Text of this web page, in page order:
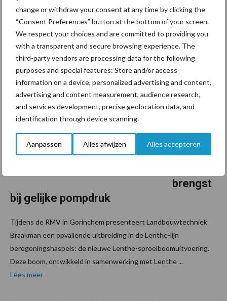
change or withdraw your consent at any time by clicking the
“Consent Preferences” button at the bottom of your screen.
We respect your choices and are committed to providing you
with a transparent and secure browsing experience. The
third-party vendors are processing data for the following
purposes and special features: Store and/or access
information on a device, personalized advertising and content,
advertising and content measurement, audience research,
and services development, precise geolocation data, and
identification through device scanning.
Aanpassen Alles afwijzen Alles accepteren
Twee jaar geleden presenteerde Schuitemaker haar vernieuwde
Rapide. De bekende dubbeldoelwagen, die zich onder andere
kenmerkt door de hoge capaciteit en constante snijkwaliteit, kan
sinds afgelopen voorjaar worden afgeleverd met ...Lees meer
Nieuwe
Lenthe-
sproeibo
50%
meer
brengst
bij gelijke pompdruk
19 november 2025
Tijdens de RMV in Gorinchem presenteert Landbouwtechniek
Braakman een opvallende uitbreiding in de Lenthe-lijn
beregeningshaspels: de nieuwe Lenthe-sproeiboomuitvoering.
Deze boom, ontwikkeld in samenwerking met Lenthe ...
Lees meer